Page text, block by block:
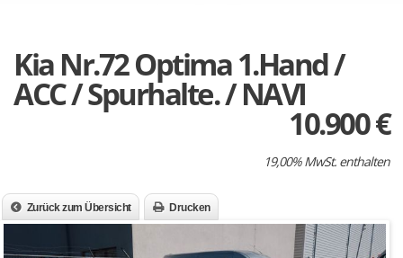
Kia Nr.72 Optima 1.Hand /
ACC / Spurhalte. / NAVI
10.900 €
19,00% MwSt. enthalten
Zurück zum Übersicht Drucken